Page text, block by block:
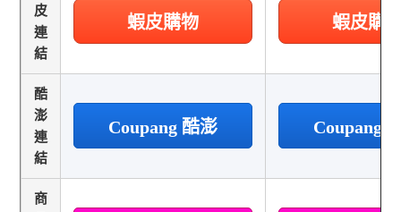
皮
連
結
蝦皮購物 蝦皮購
酷
澎
連
結
Coupang 酷澎 Coupang
商